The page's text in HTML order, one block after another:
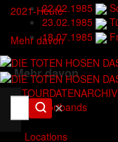
2021-Heute
Mehr davon
DAS TOURDATENARCHIV
✕
22.02.1985
23.02.1985
18.07.1985
Mehr davon
Supportbands
Locations